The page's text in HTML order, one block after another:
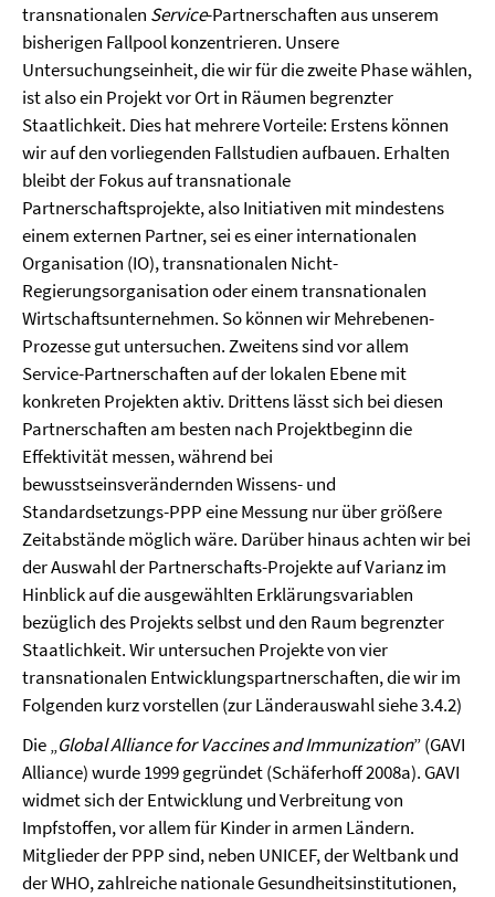
transnationalen Service-Partnerschaften aus unserem
bisherigen Fallpool konzentrieren. Unsere
Untersuchungseinheit, die wir für die zweite Phase wählen,
ist also ein Projekt vor Ort in Räumen begrenzter
Staatlichkeit. Dies hat mehrere Vorteile: Erstens können
wir auf den vorliegenden Fallstudien aufbauen. Erhalten
bleibt der Fokus auf transnationale
Partnerschaftsprojekte, also Initiativen mit mindestens
einem externen Partner, sei es einer internationalen
Organisation (IO), transnationalen Nicht-
Regierungsorganisation oder einem transnationalen
Wirtschaftsunternehmen. So können wir Mehrebenen-
Prozesse gut untersuchen. Zweitens sind vor allem
Service-Partnerschaften auf der lokalen Ebene mit
konkreten Projekten aktiv. Drittens lässt sich bei diesen
Partnerschaften am besten nach Projektbeginn die
Effektivität messen, während bei
bewusstseinsverändernden Wissens- und
Standardsetzungs-PPP eine Messung nur über größere
Zeitabstände möglich wäre. Darüber hinaus achten wir bei
der Auswahl der Partnerschafts-Projekte auf Varianz im
Hinblick auf die ausgewählten Erklärungsvariablen
bezüglich des Projekts selbst und den Raum begrenzter
Staatlichkeit. Wir untersuchen Projekte von vier
transnationalen Entwicklungspartnerschaften, die wir im
Folgenden kurz vorstellen (zur Länderauswahl siehe 3.4.2)
Die „Global Alliance for Vaccines and Immunization” (GAVI
Alliance) wurde 1999 gegründet (Schäferhoff 2008a). GAVI
widmet sich der Entwicklung und Verbreitung von
Impfstoffen, vor allem für Kinder in armen Ländern.
Mitglieder der PPP sind, neben UNICEF, der Weltbank und
der WHO, zahlreiche nationale Gesundheitsinstitutionen,